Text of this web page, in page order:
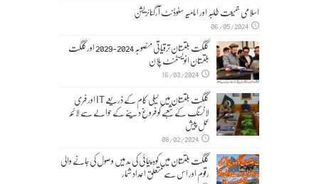
اسلامی جمیعت طلبہ اور امامیہ سٹوڈنٹ آرگنائزیشن
06/05/2024
گلگت بلتستان ترقیاتی منصوبہ 2024-2029 اورگلگت
بلتستان انویسٹمنٹ پلان
16/03/2024
گلگت بلتستان میں ٹیلی کام کے ذریعے IT اور فری
لانسنگ کے شعبے کو فروغ دینے کے حوالے سے لائحہ
عمل پیش
08/02/2024
گلگت بلتستان میں کوہ پیمائی کی مد میں وصول کی جانے والی
رقوم اور اس سے متعلق اعداد شمار